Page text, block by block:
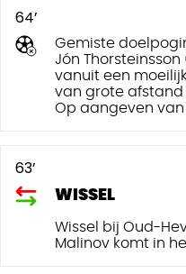
64’
Gemiste
Jón
vanuit een
van grote afstand
Op aangeven van
63’
WISSEL
Wissel bij Oud-
Malinov komt in